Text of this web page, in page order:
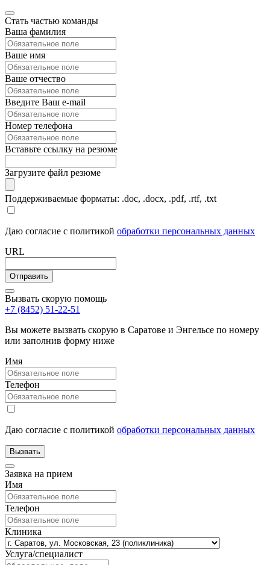
Стать частью команды
Ваша фамилия
Ваше имя
Ваше отчество
Введите Ваш e-mail
Номер телефона
Вставьте ссылку на резюме
Загрузите файл резюме
Поддерживаемые форматы: .doc, .docx, .pdf, .rtf, .txt
Даю согласие с политикой обработки персональных данных
URL
Вызвать скорую помощь
+7 (8452) 51-22-51
Вы можете вызвать скорую в Саратове и Энгельсе по номеру
или заполнив форму ниже
Имя
Телефон
Даю согласие с политикой обработки персональных данных
Заявка на прием
Имя
Телефон
Клиника
Услуга/специалист